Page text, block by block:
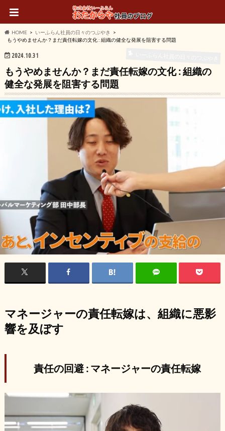
HOME
いーふらん社員の日々のつぶやき
もうやめませんか？まだ責任転嫁の文化 : 組織の健全な発展を阻害する問題
2024.10.31
もうやめませんか？まだ責任転嫁の文化 : 組織の
健全な発展を阻害する問題
マネージャーの責任転嫁は、組織に悪影
響を及ぼす
責任の回避 : マネージャーの責任転嫁